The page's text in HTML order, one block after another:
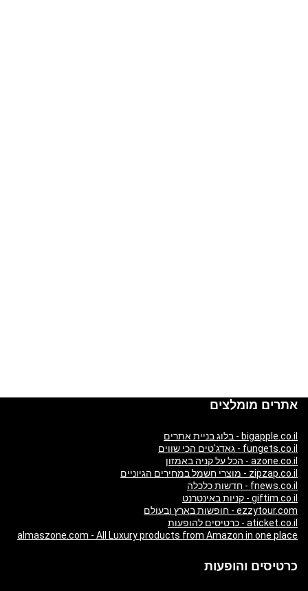
אתרים מומלצים
bigapple.co.il - בלוג בניית אתרים
fungets.co.il - גאדג'טים הכי שווים
azone.co.il - הכל על קניה באמזון
zipzap.co.il - מוצרי חשמל במחירים הגיוניים
fnews.co.il - חדשות כלכלה
giftim.co.il - קניות באינטרנט
ezzytour.com - חופשות בארץ ובעולם
aticket.co.il - כרטיסים להופעות
almaszone.com - All Luxury products from Amazon in one place
כרטיסים והופעות